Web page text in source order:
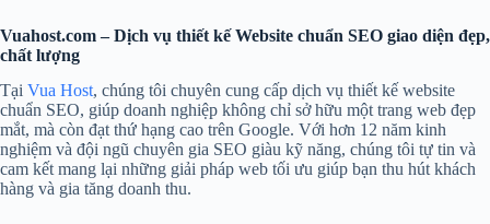
Vuahost.com – Dịch vụ thiết kế Website chuẩn SEO giao diện đẹp,
chất lượng
Tại Vua Host, chúng tôi chuyên cung cấp dịch vụ thiết kế website
chuẩn SEO, giúp doanh nghiệp không chỉ sở hữu một trang web đẹp
mắt, mà còn đạt thứ hạng cao trên Google. Với hơn 12 năm kinh
nghiệm và đội ngũ chuyên gia SEO giàu kỹ năng, chúng tôi tự tin và
cam kết mang lại những giải pháp web tối ưu giúp bạn thu hút khách
hàng và gia tăng doanh thu.